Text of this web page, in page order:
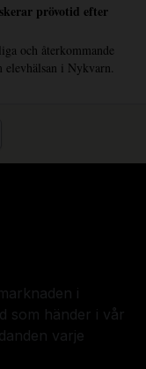
prövotid efter
och återkommande
i Nykvarn.
i
som händer i vår
varje